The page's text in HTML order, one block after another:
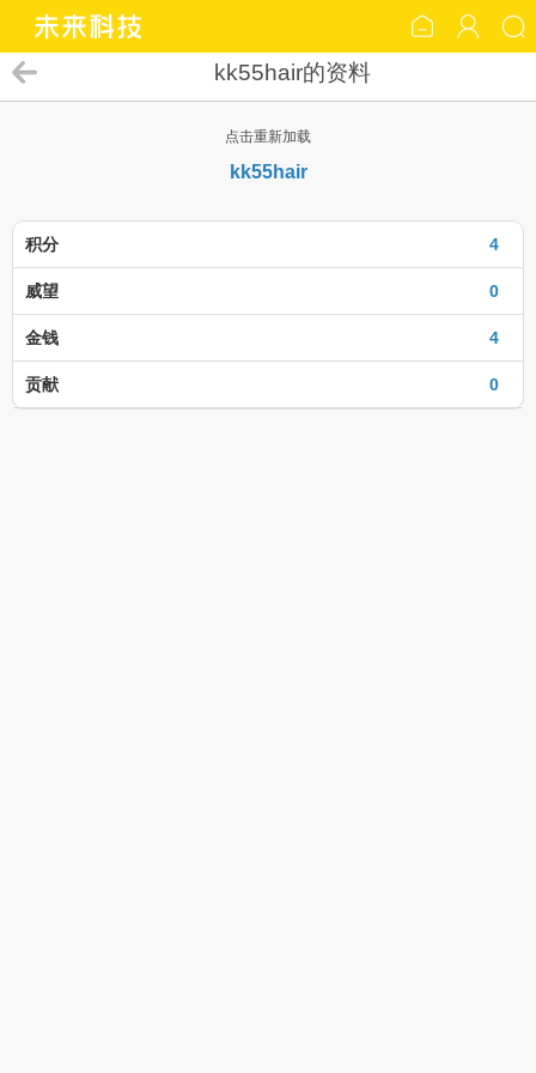
kk55hair的资料
点击重新加载
kk55hair
4
积分
0
威望
4
金钱
0
贡献